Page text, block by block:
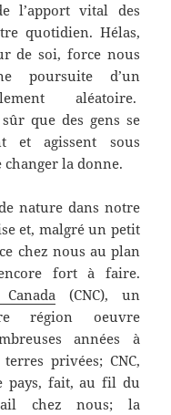
l’apport vital des
quotidien. Hélas,
de soi, force nous
poursuite d’un
aléatoire.
que des gens se
et agissent sous
la donne.
nature dans notre
et, malgré un petit
chez nous au plan
fort à faire.
(CNC), un
région oeuvre
années à
privées; CNC,
pays, fait, au fil du
chez nous; la